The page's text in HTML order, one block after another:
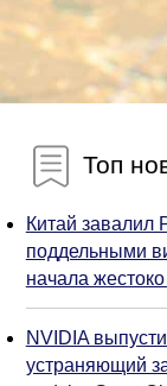
Топ
Китай завалил
поддельными
начала жестоко
NVIDIA
устраняющий